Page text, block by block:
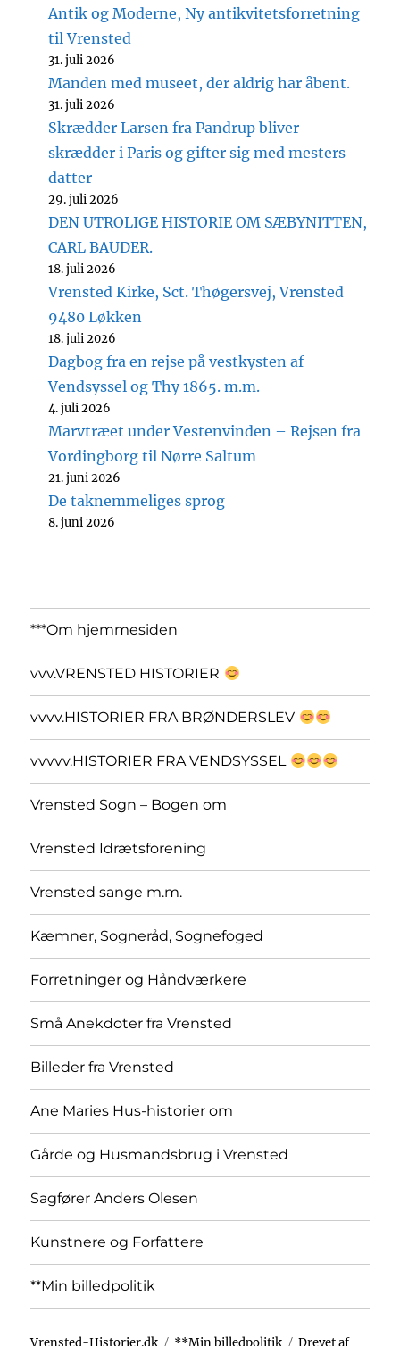
Antik og Moderne, Ny antikvitetsforretning
til Vrensted
31. juli 2026
Manden med museet, der aldrig har åbent.
31. juli 2026
Skrædder Larsen fra Pandrup bliver
skrædder i Paris og gifter sig med mesters
datter
29. juli 2026
DEN UTROLIGE HISTORIE OM SÆBYNITTEN,
CARL BAUDER.
18. juli 2026
Vrensted Kirke, Sct. Thøgersvej, Vrensted
9480 Løkken
18. juli 2026
Dagbog fra en rejse på vestkysten af
Vendsyssel og Thy 1865. m.m.
4. juli 2026
Marvtræet under Vestenvinden – Rejsen fra
Vordingborg til Nørre Saltum
21. juni 2026
De taknemmeliges sprog
8. juni 2026
***Om hjemmesiden
vvv.VRENSTED HISTORIER
vvvv.HISTORIER FRA BRØNDERSLEV
vvvvv.HISTORIER FRA VENDSYSSEL
Vrensted Sogn – Bogen om
Vrensted Idrætsforening
Vrensted sange m.m.
Kæmner, Sogneråd, Sognefoged
Forretninger og Håndværkere
Små Anekdoter fra Vrensted
Billeder fra Vrensted
Ane Maries Hus-historier om
Gårde og Husmandsbrug i Vrensted
Sagfører Anders Olesen
Kunstnere og Forfattere
**Min billedpolitik
Vrensted-Historier.dk **Min billedpolitik Drevet af